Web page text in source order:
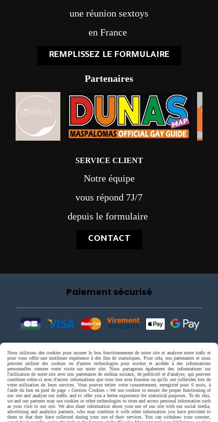
une réunion sextoys
en France
REMPLISSEZ LE FORMULAIRE
Partenaires
SERVICE CLIENT
Notre équipe
vous répond 7J/7
depuis le formulaire
CONTACT
Paiement sécurisé
Nous utilisons des cookies pour assurer le bon fonctionnement de notre site et analyser notre trafic et
pour vous offrir une meilleure expérience à des fins de statistiques. Pour cela, nos partenaires et nous
peuvent utiliser des cookies ou d'autres technologies pour stocker et accéder à des informations
personnelles comme votre visite sur notre site. Nous partageons également des informations sur
l'utilisation de notre site avec nos partenaires de médias sociaux, de publicité et d'analyse, qui peuvent
combiner celles-ci avec d'autres informations que vous leur avez fournies ou qu'ils ont collectées lors de
votre utilisation de leurs services. Vous pouvez retirer votre consentement, enregistré pour 6 mois, à
l'aide du lien en pied de page « Gestion Cookies ». We use cookies to ensure the proper functioning of
our site and analyze our traffic and to offer you a better experience for statistical purposes. To do this,
we and our partners may use cookies or other technologies to store and access personal information such
as your visit to our site. We also share information about your use of our site with our social media,
advertising and analytics partners, who may combine it with other information you have provided to
them or that they have collected during your use of their services. You can withdraw your consent,